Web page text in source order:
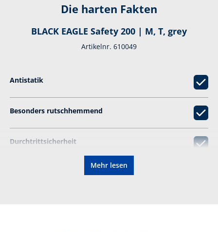
Die harten Fakten
BLACK EAGLE Safety 200 | M, T, grey
Artikelnr. 610049
Antistatik
Besonders rutschhemmend
Durchtrittsicherheit
Mehr lesen